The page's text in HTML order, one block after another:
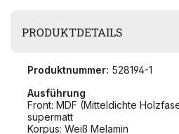
PRODUKTDETAILS
Produktnummer: 528194-1
Ausführung
Front: MDF (Mitteldichte
supermatt
Korpus: Weiß Melamin